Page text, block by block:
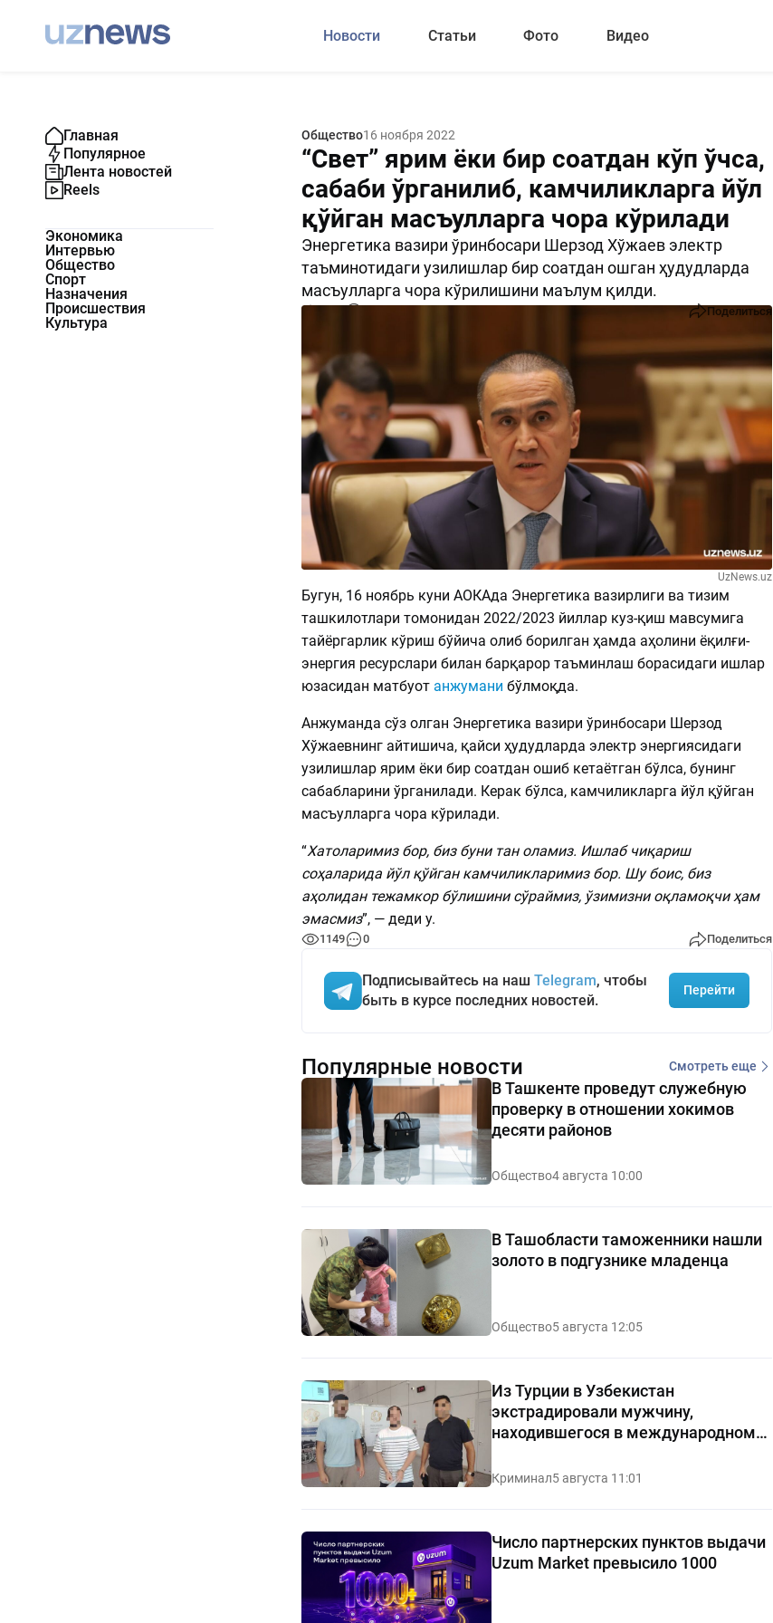
Новости Статьи Фото Видео
Главная
Популярное
Лента новостей
Reels
Экономика
Интервью
Общество
Спорт
Назначения
Происшествия
Культура
Общество16 ноября 2022
“Свет” ярим ёки бир соатдан кўп ўчса,
сабаби ўрганилиб, камчиликларга йўл
қўйган масъулларга чора кўрилади
Энергетика вазири ўринбосари Шерзод Хўжаев электр
таъминотидаги узилишлар бир соатдан ошган ҳудудларда
масъулларга чора кўрилишини маълум қилди.
Поделиться
UzNews.uz
Бугун, 16 ноябрь куни АОКАда Энергетика вазирлиги ва тизим
ташкилотлари томонидан 2022/2023 йиллар куз-қиш мавсумига
тайёргарлик кўриш бўйича олиб борилган ҳамда аҳолини ёқилғи-
энергия ресурслари билан барқарор таъминлаш борасидаги ишлар
юзасидан матбуот анжумани бўлмоқда.
Анжуманда сўз олган Энергетика вазири ўринбосари Шерзод
Хўжаевнинг айтишича, қайси ҳудудларда электр энергиясидаги
узилишлар ярим ёки бир соатдан ошиб кетаётган бўлса, бунинг
сабабларини ўрганилади. Керак бўлса, камчиликларга йўл қўйган
масъулларга чора кўрилади.
“Хатоларимиз бор, биз буни тан оламиз. Ишлаб чиқариш
соҳаларида йўл қўйган камчиликларимиз бор. Шу боис, биз
аҳолидан тежамкор бўлишини сўраймиз, ўзимизни оқламоқчи ҳам
эмасмиз”, — деди у.
1149 0 Поделиться
Подписывайтесь на наш Telegram, чтобы
быть в курсе последних новостей.
Перейти
Популярные новости Смотреть еще
В Ташкенте проведут служебную
проверку в отношении хокимов
десяти районов
Общество4 августа 10:00
В Ташобласти таможенники нашли
золото в подгузнике младенца
Общество5 августа 12:05
Из Турции в Узбекистан
экстрадировали мужчину,
находившегося в международном
Криминал5 августа 11:01
Число партнерских пунктов выдачи
Uzum Market превысило 1000